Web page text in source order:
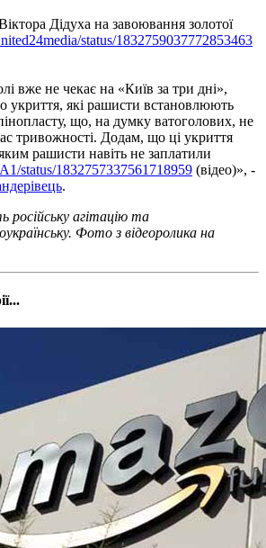
Дідуха на завоювання золотої
status/1832759037772853463
вже не чекає на «Київ за три дні»,
укриття, які рашисти встановлюють
що, на думку ватоголових, не
тривожності. Додам, що ці укриття
рашисти навіть не заплатили
status/1832757337561718959 (відео)», -
.
російську агітацію та
Фото з відеоролика на